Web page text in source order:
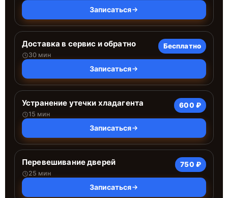
Записаться
Доставка в сервис и обратно
30 мин
Бесплатно
Записаться
Устранение утечки хладагента
15 мин
600 ₽
Записаться
Перевешивание дверей
25 мин
750 ₽
Записаться